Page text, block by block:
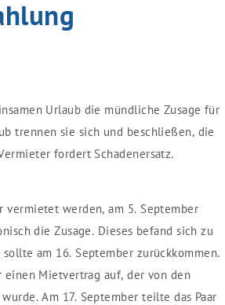
Urlaub die mündliche Zusage für
trennen sie sich und beschließen, die
fordert Schadenersatz.
vermietet werden, am 5. September
die Zusage. Dieses befand sich zu
am 16. September zurückkommen.
Mietvertrag auf, der von den
Am 17. September teilte das Paar